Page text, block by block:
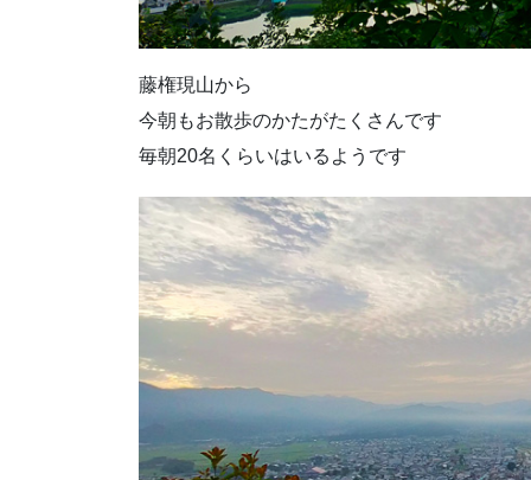
藤権現山から
今朝もお散歩のかたがたくさんです
毎朝20名くらいはいるようです